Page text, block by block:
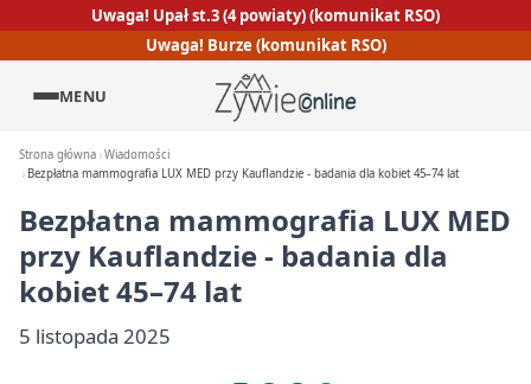
Uwaga! Upał st.3 (4 powiaty) (komunikat RSO)
Uwaga! Burze (komunikat RSO)
MENU
Strona główna Wiadomości
Bezpłatna mammografia LUX MED przy Kauflandzie - badania dla kobiet 45–74 lat
Bezpłatna mammografia LUX MED
przy Kauflandzie - badania dla
kobiet 45–74 lat
5 listopada 2025